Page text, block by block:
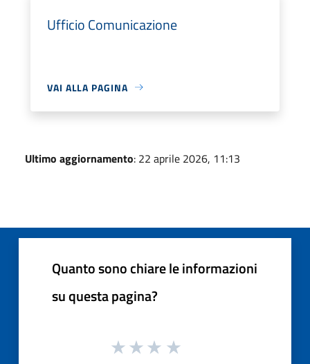
Ufficio Comunicazione
VAI ALLA PAGINA
Ultimo aggiornamento: 22 aprile 2026, 11:13
Quanto sono chiare le informazioni
su questa pagina?